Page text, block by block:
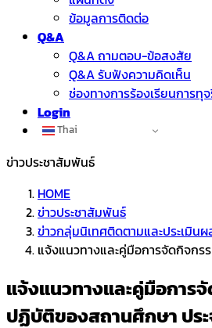
ข้อมูลการติดต่อ
Q&A
Q&A ถามตอบ-ข้อสงสัย
Q&A รับฟังความคิดเห็น
ช่องทางการร้องเรียนการทุ
Login
Thai
ข่าวประชาสัมพันธ์
HOME
ข่าวประชาสัมพันธ์
ข่าวกลุ่มนิเทศติดตามและประเมิน
แจ้งแนวทางและคู่มือการจัดกิจก
แจ้งแนวทางและคู่มือการ
ปฏิบัติของสถานศึกษา ปร